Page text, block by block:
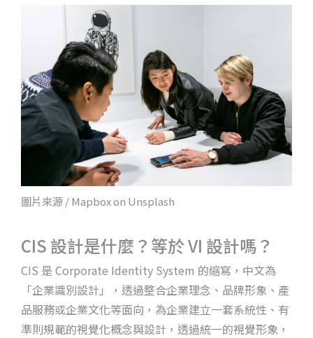
圖片來源 / Mapbox on Unsplash
CIS 設計是什麼？等於 VI 設計嗎？
CIS 是 Corporate Identity System 的縮寫，中文為
「企業識別設計」，透過整合企業理念、品牌形象、產
品服務或企業文化等面向，為企業建立一套系統性、有
準則規範的視覺化概念與設計，透過統一的視覺形象，